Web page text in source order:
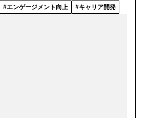
エンゲージメント向上 キャリア開発